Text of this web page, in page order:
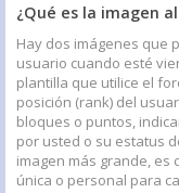
¿Qué es la imagen
Hay dos imágenes que
usuario cuando esté
plantilla que utilice el
posición (rank) del
bloques o puntos,
por usted o su estatus
imagen más grande, es
única o personal para